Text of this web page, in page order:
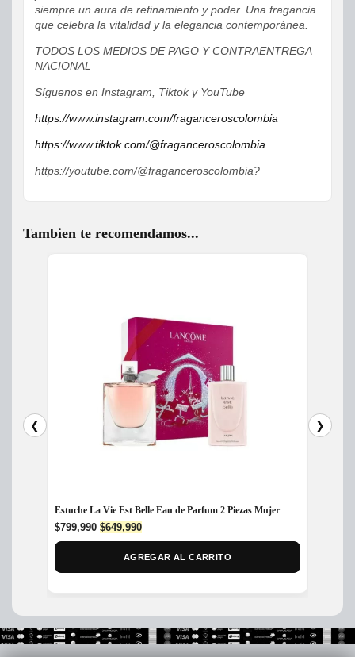
siempre un aura de refinamiento y poder. Una fragancia
que celebra la vitalidad y la elegancia contemporánea.
TODOS LOS MEDIOS DE PAGO Y CONTRAENTREGA
NACIONAL
Síguenos en Instagram, Tiktok y YouTube
https://www.instagram.com/fraganceroscolombia
https://www.tiktok.com/@fraganceroscolombia
https://youtube.com/@fraganceroscolombia?
Tambien te recomendamos...
❮
Estuche La Vie Est Belle Eau de Parfum 2 Piezas Mujer
$799,990 Original
price
$649,990Current
price
is:
AGREGAR AL CARRITO
❯